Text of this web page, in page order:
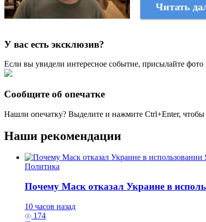
Читать
У вас есть эксклюзив?
Если вы увидели интересное событие, присылайте
Сообщите об опечатке
Нашли опечатку? Выделите и нажмите Ctrl+Enter, чтобы
Наши рекомендации
Политика
Почему Маск отказал Украине в
10 часов назад
174